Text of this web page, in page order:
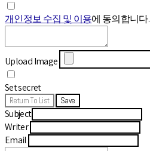
개인정보 수집 및 이용에 동의합니다.
Upload Image
Set secret
Return To List Save
Subject
Writer
Email